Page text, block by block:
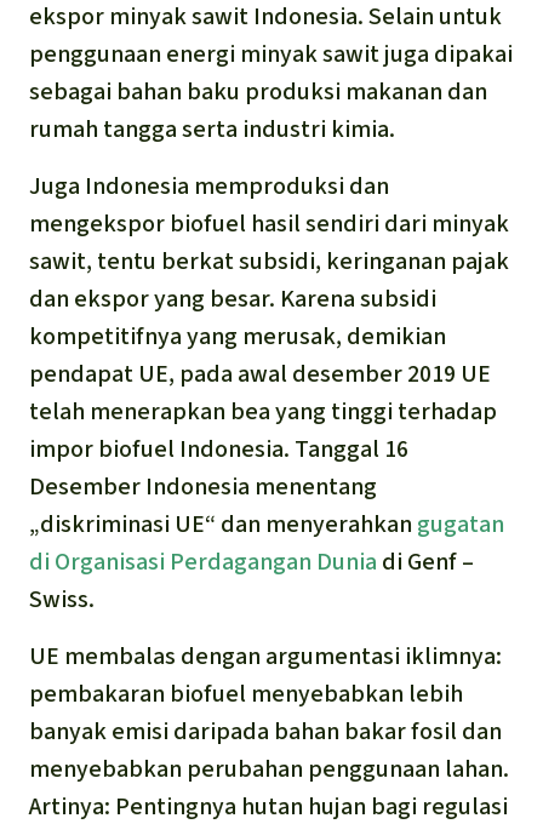
ekspor minyak sawit Indonesia. Selain untuk
penggunaan energi minyak sawit juga dipakai
sebagai bahan baku produksi makanan dan
rumah tangga serta industri kimia.
Juga Indonesia memproduksi dan
mengekspor biofuel hasil sendiri dari minyak
sawit, tentu berkat subsidi, keringanan pajak
dan ekspor yang besar. Karena subsidi
kompetitifnya yang merusak, demikian
pendapat UE, pada awal desember 2019 UE
telah menerapkan bea yang tinggi terhadap
impor biofuel Indonesia. Tanggal 16
Desember Indonesia menentang
„diskriminasi UE“ dan menyerahkan gugatan
di Organisasi Perdagangan Dunia di Genf –
Swiss.
UE membalas dengan argumentasi iklimnya:
pembakaran biofuel menyebabkan lebih
banyak emisi daripada bahan bakar fosil dan
menyebabkan perubahan penggunaan lahan.
Artinya: Pentingnya hutan hujan bagi regulasi